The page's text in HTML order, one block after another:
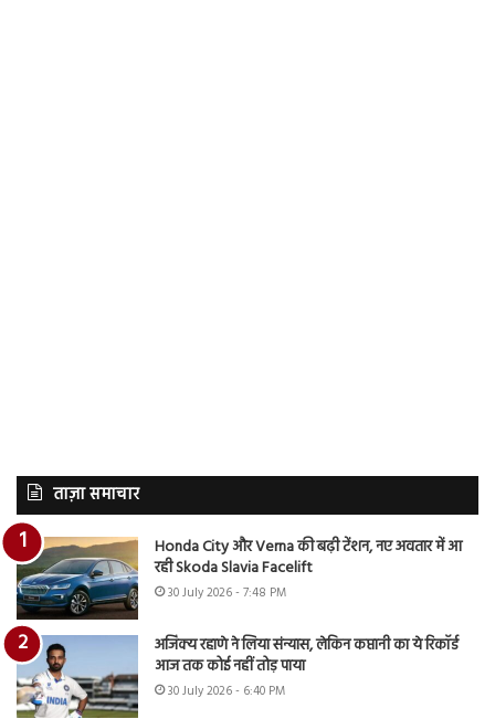
ताज़ा समाचार
Honda City और Verna की बढ़ी टेंशन, नए अवतार में आ
रही Skoda Slavia Facelift
30 July 2026 - 7:48 PM
अजिंक्य रहाणे ने लिया संन्यास, लेकिन कप्तानी का ये रिकॉर्ड
आज तक कोई नहीं तोड़ पाया
30 July 2026 - 6:40 PM